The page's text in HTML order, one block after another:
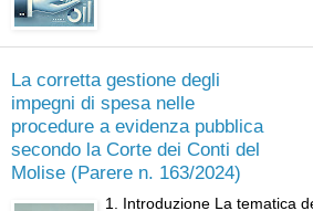
La corretta gestione degli
impegni di spesa nelle
procedure a evidenza pubblica
secondo la Corte dei Conti del
Molise (Parere n. 163/2024)
1. Introduzione La tematica